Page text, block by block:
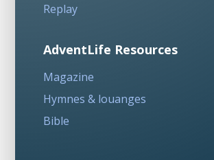
Replay
AdventLife Resources
Magazine
Hymnes & louanges
Bible